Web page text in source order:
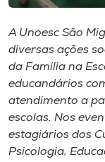
Unoesc
Store
Selecione
o idioma
A Unoesc São
diversas ações
da Família na
educandários
atendimento a
escolas. Nos
estagiários dos
Psicologia,